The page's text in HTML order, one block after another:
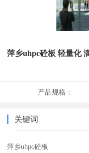
萍乡uhpc砼板 轻量化
产品规格：
关键词
萍乡uhpc砼板